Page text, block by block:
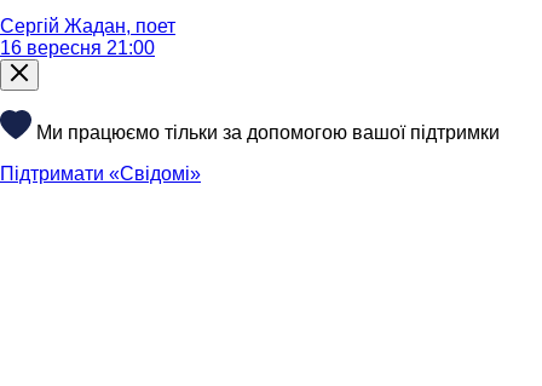
Сергій Жадан, поет
16 вересня 21:00
Ми працюємо тільки за допомогою вашої підтримки
Підтримати «Свідомі»